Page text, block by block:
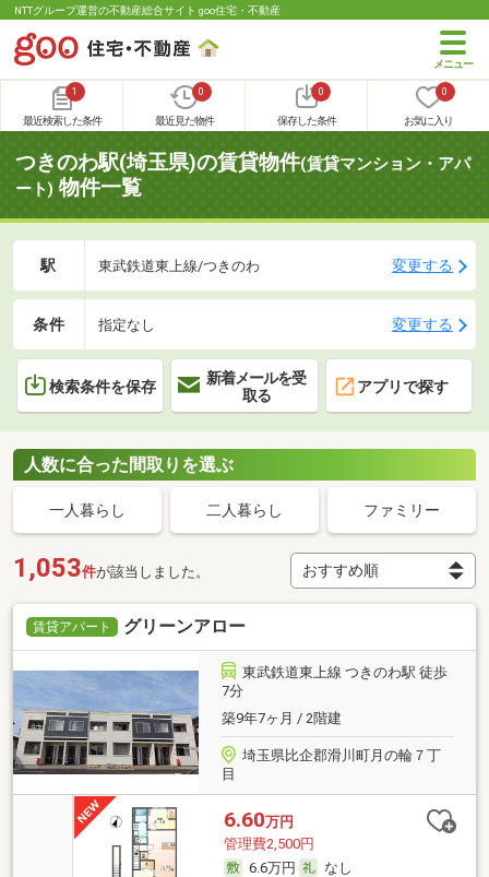
NTTグループ運営の不動産総合サイト goo住宅・不動産
1
最近検索した条件
0
最近見た物件
0
保存した条件
0
お気に入り
つきのわ駅(埼玉県)の賃貸物件(賃貸マンション・アパ
ート) 物件一覧
駅 東武鉄道東上線/つきのわ 変更する
条件 指定なし 変更する
検索条件を保存
新着メールを受
取る
アプリで探す
人数に合った間取りを選ぶ
一人暮らし 二人暮らし ファミリー
1,053件が該当しました。
賃貸アパート グリーンアロー
東武鉄道東上線 つきのわ駅 徒歩
7分
築9年7ヶ月 / 2階建
埼玉県比企郡滑川町月の輪７丁
目
6.60万円
管理費2,500円
6.6万円
なし